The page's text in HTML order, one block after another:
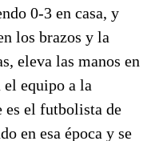
0-3 en casa, y
los brazos y la
eleva las manos en
equipo a la
es el futbolista de
en esa época y se